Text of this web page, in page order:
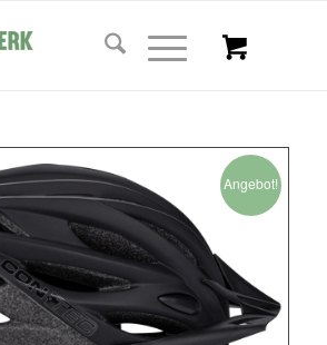
Angebot!